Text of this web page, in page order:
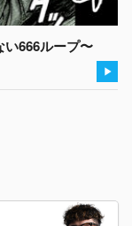
い666ループ〜